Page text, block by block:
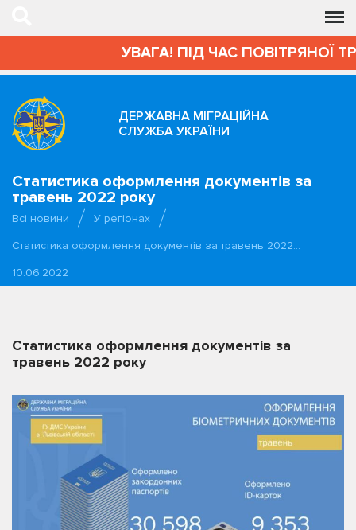
УВАГА! ПІД ЧАС ПОВІТРЯНОЇ
ДЕРЖАВНА МІГРАЦІЙНА
СЛУЖБА УКРАЇНИ
Статистика оформлення документів за
травень 2022 року
Всі новини
У регіонах
Статистика оформлення документів за травень 2022…
10.06.2022
Статистика оформлення документів за
травень 2022 року